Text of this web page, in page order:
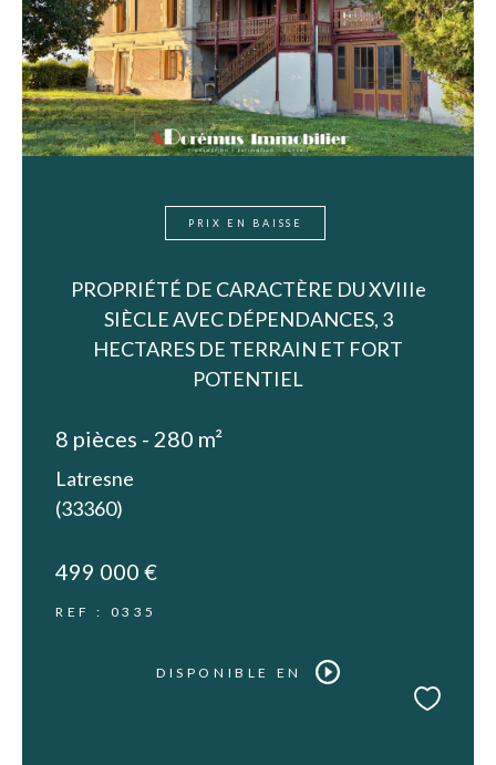
PRIX EN BAISSE
PROPRIÉTÉ DE CARACTÈRE DU XVIIIe
SIÈCLE AVEC DÉPENDANCES, 3
HECTARES DE TERRAIN ET FORT
POTENTIEL
8 pièces - 280 m²
Latresne
(33360)
499 000 €
REF : 0335
DISPONIBLE EN